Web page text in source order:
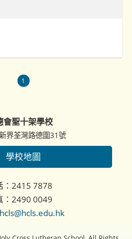
1
會聖十架學校
界荃灣路德圍31號
學校地圖
：2415 7878
：2490 0049
hcls@hcls.edu.hk